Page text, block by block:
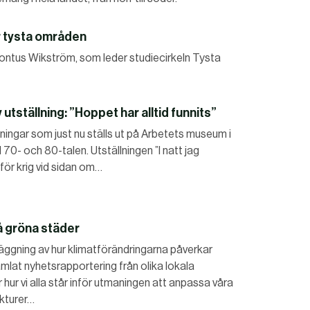
tysta områden
Wikström, som leder studiecirkeln Tysta
”Hoppet har alltid funnits”
som just nu ställs ut på Arbetets museum i
och 80-talen. Utställningen ”I natt jag
krig vid sidan om…
gröna städer
av hur klimatförändringarna påverkar
nyhetsrapportering från olika lokala
vi alla står inför utmaningen att anpassa våra